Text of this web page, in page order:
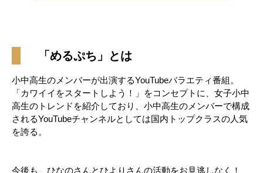
「めるぷち」とは
小中高生のメンバーが出演するYouTubeバラエティ番組。
「カワイイをスタートしよう！」をコンセプトに、女子小中
高生のトレンドを紹介しており、小中高生のメンバーで構成
されるYouTubeチャンネルとしては国内トップクラスの人気
を誇る。
今後も、ひなのさんとひよりさんの活動をお見逃しなく！